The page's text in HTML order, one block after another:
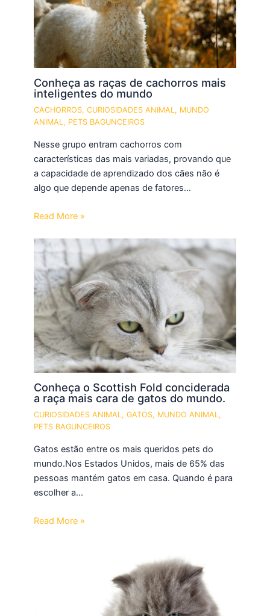
Conheça as raças de cachorros mais
inteligentes do mundo
CACHORROS,CURIOSIDADES ANIMAL , MUNDO
ANIMAL , PETS BAGUNCEIROS
Nesse grupo entram cachorros com
características das mais variadas, provando que
a capacidade de aprendizado dos cães não é
algo que depende apenas de fatores…
Read More »
Conheça o Scottish Fold conciderada
a raça mais cara de gatos do mundo.
CURIOSIDADES ANIMAL ,GATOS, MUNDO ANIMAL ,
PETS BAGUNCEIROS
Gatos estão entre os mais queridos pets do
mundo.Nos Estados Unidos, mais de 65% das
pessoas mantém gatos em casa. Quando é para
escolher a…
Read More »